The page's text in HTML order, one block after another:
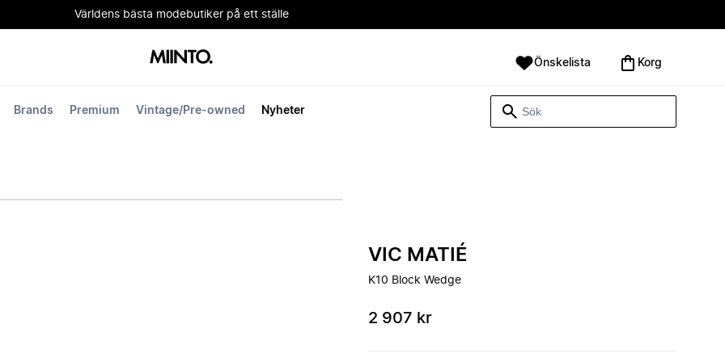
Världens bästa modebutiker på ett ställe
Brands Premium Vintage/Pre-owned Nyheter
Önskelista Korg
VIC MATIÉ
K10 Block Wedge
2 907 kr